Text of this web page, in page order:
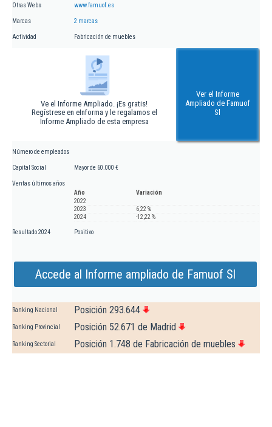
Otras Webs www.famuof.es
Marcas 2 marcas
Actividad Fabricación de muebles
Ve el Informe Ampliado. ¡Es gratis!
Regístrese en eInforma y le regalamos el
Informe Ampliado de esta empresa
Ver el Informe
Ampliado de Famuof
Sl
Número de empleados
Capital Social Mayor de 60.000 €
Ventas últimos años
Año
Variación
2022
2023
6,22 %
2024
-12,22 %
Resultado 2024 Positivo
Accede al Informe ampliado de Famuof Sl
Ranking Nacional Posición 293.644
Ranking Provincial Posición 52.671 de Madrid
Ranking Sectorial Posición 1.748 de Fabricación de muebles